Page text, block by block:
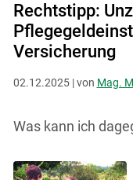
Rechtstipp:
Versicherung
02.12.2025 | von Mag.
Was kann ich